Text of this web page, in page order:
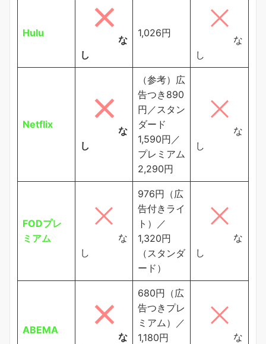
Hulu
な
し
1,026円
な
し
Netflix
な
し
（参考）広
告つき890
円／スタン
ダード
1,590円／
プレミアム
2,290円
な
し
FODプレ
ミアム
な
し
976円（広
告付きライ
ト）／
1,320円
（スタンダ
ード）
な
し
ABEMA
な
680円（広
告つきプレ
ミアム）／
1,180円
な